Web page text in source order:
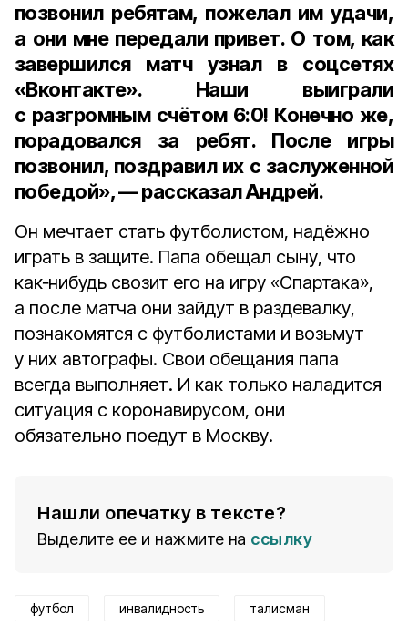
позвонил ребятам, пожелал им удачи,
а они мне передали привет. О том, как
завершился матч узнал в соцсетях
«Вконтакте». Наши выиграли
с разгромным счётом 6:0! Конечно же,
порадовался за ребят. После игры
позвонил, поздравил их с заслуженной
победой», — рассказал Андрей.
Он мечтает стать футболистом, надёжно
играть в защите. Папа обещал сыну, что
как‑нибудь свозит его на игру «Спартака»,
а после матча они зайдут в раздевалку,
познакомятся с футболистами и возьмут
у них автографы. Свои обещания папа
всегда выполняет. И как только наладится
ситуация с коронавирусом, они
обязательно поедут в Москву.
Нашли опечатку в тексте?
Выделите ее и нажмите на ссылку
футбол инвалидность талисман